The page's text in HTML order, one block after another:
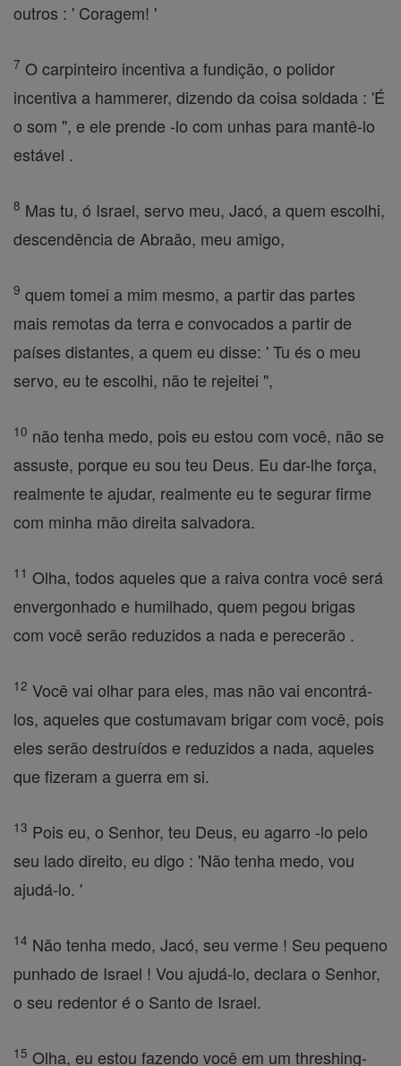
outros : ' Coragem! '
7 O carpinteiro incentiva a fundição, o polidor
incentiva a hammerer, dizendo da coisa soldada : 'É
o som ", e ele prende -lo com unhas para mantê-lo
estável .
8 Mas tu, ó Israel, servo meu, Jacó, a quem escolhi,
descendência de Abraão, meu amigo,
9 quem tomei a mim mesmo, a partir das partes
mais remotas da terra e convocados a partir de
países distantes, a quem eu disse: ' Tu és o meu
servo, eu te escolhi, não te rejeitei ",
10 não tenha medo, pois eu estou com você, não se
assuste, porque eu sou teu Deus. Eu dar-lhe força,
realmente te ajudar, realmente eu te segurar firme
com minha mão direita salvadora.
11 Olha, todos aqueles que a raiva contra você será
envergonhado e humilhado, quem pegou brigas
com você serão reduzidos a nada e perecerão .
12 Você vai olhar para eles, mas não vai encontrá-
los, aqueles que costumavam brigar com você, pois
eles serão destruídos e reduzidos a nada, aqueles
que fizeram a guerra em si.
13 Pois eu, o Senhor, teu Deus, eu agarro -lo pelo
seu lado direito, eu digo : 'Não tenha medo, vou
ajudá-lo. '
14 Não tenha medo, Jacó, seu verme ! Seu pequeno
punhado de Israel ! Vou ajudá-lo, declara o Senhor,
o seu redentor é o Santo de Israel.
15 Olha, eu estou fazendo você em um threshing-